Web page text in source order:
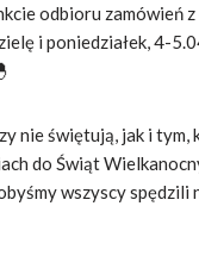
odbioru zamówień
i poniedziałek, 4-
nie świętują, jak i tym,
do Świąt
wszyscy spędzili